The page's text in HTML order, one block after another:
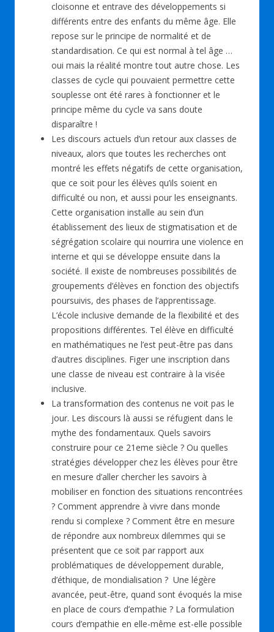
cloisonne et entrave des développements si
différents entre des enfants du même âge. Elle
repose sur le principe de normalité et de
standardisation. Ce qui est normal à tel âge …
oui mais la réalité montre tout autre chose. Les
classes de cycle qui pouvaient permettre cette
souplesse ont été rares à fonctionner et le
principe même du cycle va sans doute
disparaître !
Les discours actuels d’un retour aux classes de
niveaux, alors que toutes les recherches ont
montré les effets négatifs de cette organisation,
que ce soit pour les élèves qu’ils soient en
difficulté ou non, et aussi pour les enseignants.
Cette organisation installe au sein d’un
établissement des lieux de stigmatisation et de
ségrégation scolaire qui nourrira une violence en
interne et qui se développe ensuite dans la
société. Il existe de nombreuses possibilités de
groupements d’élèves en fonction des objectifs
poursuivis, des phases de l’apprentissage.
L’école inclusive demande de la flexibilité et des
propositions différentes. Tel élève en difficulté
en mathématiques ne l’est peut-être pas dans
d’autres disciplines. Figer une inscription dans
une classe de niveau est contraire à la visée
inclusive.
La transformation des contenus ne voit pas le
jour. Les discours là aussi se réfugient dans le
mythe des fondamentaux. Quels savoirs
construire pour ce 21eme siècle ? Ou quelles
stratégies développer chez les élèves pour être
en mesure d’aller chercher les savoirs à
mobiliser en fonction des situations rencontrées
? Comment apprendre à vivre dans monde
rendu si complexe ? Comment être en mesure
de répondre aux nombreux dilemmes qui se
présentent que ce soit par rapport aux
problématiques de développement durable,
d’éthique, de mondialisation ? Une légère
avancée, peut-être, quand sont évoqués la mise
en place de cours d’empathie ? La formulation
cours d’empathie en elle-même est-elle possible